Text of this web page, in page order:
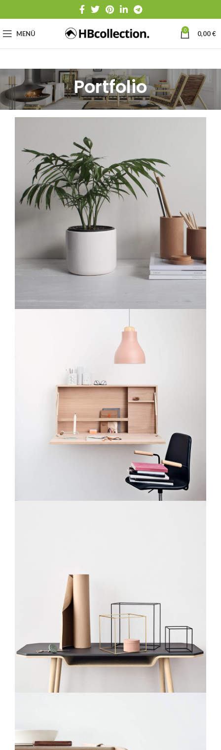
MENÜ 0 0,00€
Portfolio